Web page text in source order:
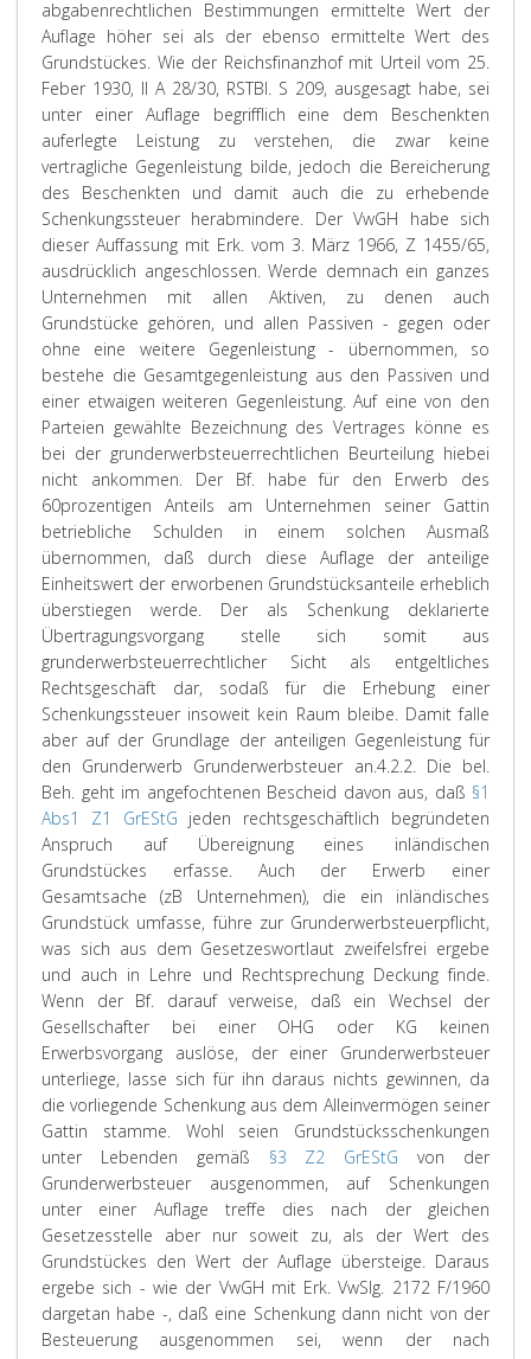
abgabenrechtlichen Bestimmungen ermittelte Wert der
Auflage höher sei als der ebenso ermittelte Wert des
Grundstückes. Wie der Reichsfinanzhof mit Urteil vom 25.
Feber 1930, II A 28/30, RSTBl. S 209, ausgesagt habe, sei
unter einer Auflage begrifflich eine dem Beschenkten
auferlegte Leistung zu verstehen, die zwar keine
vertragliche Gegenleistung bilde, jedoch die Bereicherung
des Beschenkten und damit auch die zu erhebende
Schenkungssteuer herabmindere. Der VwGH habe sich
dieser Auffassung mit Erk. vom 3. März 1966, Z 1455/65,
ausdrücklich angeschlossen. Werde demnach ein ganzes
Unternehmen mit allen Aktiven, zu denen auch
Grundstücke gehören, und allen Passiven - gegen oder
ohne eine weitere Gegenleistung - übernommen, so
bestehe die Gesamtgegenleistung aus den Passiven und
einer etwaigen weiteren Gegenleistung. Auf eine von den
Parteien gewählte Bezeichnung des Vertrages könne es
bei der grunderwerbsteuerrechtlichen Beurteilung hiebei
nicht ankommen. Der Bf. habe für den Erwerb des
60prozentigen Anteils am Unternehmen seiner Gattin
betriebliche Schulden in einem solchen Ausmaß
übernommen, daß durch diese Auflage der anteilige
Einheitswert der erworbenen Grundstücksanteile erheblich
überstiegen werde. Der als Schenkung deklarierte
Übertragungsvorgang stelle sich somit aus
grunderwerbsteuerrechtlicher Sicht als entgeltliches
Rechtsgeschäft dar, sodaß für die Erhebung einer
Schenkungssteuer insoweit kein Raum bleibe. Damit falle
aber auf der Grundlage der anteiligen Gegenleistung für
den Grunderwerb Grunderwerbsteuer an.4.2.2. Die bel.
Beh. geht im angefochtenen Bescheid davon aus, daß §1
Abs1 Z1 GrEStG jeden rechtsgeschäftlich begründeten
Anspruch auf Übereignung eines inländischen
Grundstückes erfasse. Auch der Erwerb einer
Gesamtsache (zB Unternehmen), die ein inländisches
Grundstück umfasse, führe zur Grunderwerbsteuerpflicht,
was sich aus dem Gesetzeswortlaut zweifelsfrei ergebe
und auch in Lehre und Rechtsprechung Deckung finde.
Wenn der Bf. darauf verweise, daß ein Wechsel der
Gesellschafter bei einer OHG oder KG keinen
Erwerbsvorgang auslöse, der einer Grunderwerbsteuer
unterliege, lasse sich für ihn daraus nichts gewinnen, da
die vorliegende Schenkung aus dem Alleinvermögen seiner
Gattin stamme. Wohl seien Grundstücksschenkungen
unter Lebenden gemäß §3 Z2 GrEStG von der
Grunderwerbsteuer ausgenommen, auf Schenkungen
unter einer Auflage treffe dies nach der gleichen
Gesetzesstelle aber nur soweit zu, als der Wert des
Grundstückes den Wert der Auflage übersteige. Daraus
ergebe sich - wie der VwGH mit Erk. VwSlg. 2172 F/1960
dargetan habe -, daß eine Schenkung dann nicht von der
Besteuerung ausgenommen sei, wenn der nach